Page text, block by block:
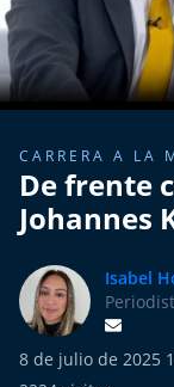
Podría Ser Peor
La Entrevista
Entrevistas
Comentarios de
Más de Ti Podcast
Realizadores
CARRERA A LA
De frente
Johannes
Isabel
8 de julio de 2025